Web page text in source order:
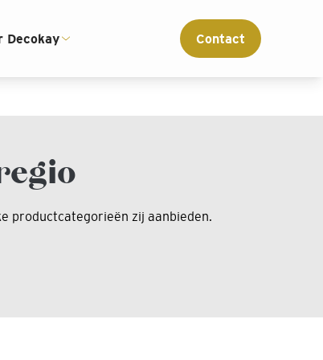
Decokay Contact
productcategorieën zij aanbieden.